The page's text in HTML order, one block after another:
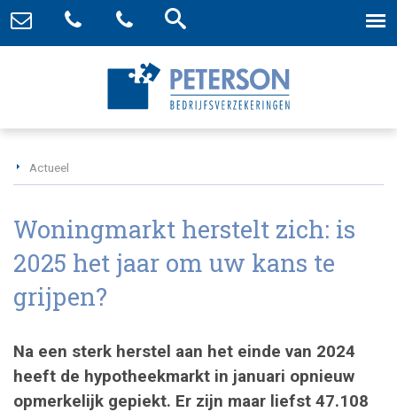
Actueel
Woningmarkt herstelt zich: is
2025 het jaar om uw kans te
grijpen?
Na een sterk herstel aan het einde van 2024
heeft de hypotheekmarkt in januari opnieuw
opmerkelijk gepiekt. Er zijn maar liefst 47.108